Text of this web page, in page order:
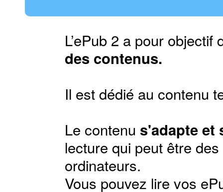
L’ePub 2 a pour
des contenus.
Il est dédié au contenu
Le contenu s'adapte et
lecture qui peut être
ordinateurs.
Vous pouvez lire vos